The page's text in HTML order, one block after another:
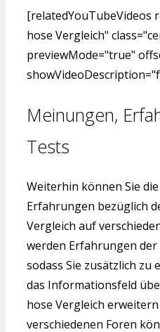
[relatedYouTubeVideos
hose Vergleich"
previewMode="true"
Meinungen,
Tests
Weiterhin können Sie
Erfahrungen bezüglich
Vergleich auf
werden Erfahrungen
sodass Sie zusätzlich zu
das Informationsfeld
hose Vergleich
verschiedenen Foren